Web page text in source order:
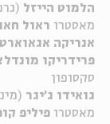
הלמוט הייזל
מאסטרו ראול
אנריקה
פרידריקו
סקסופון
גואידו ג'יגר
מאסטרו פיליפ